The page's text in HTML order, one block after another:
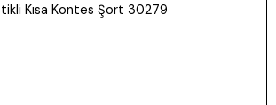
Kısa Kontes Şort 30279